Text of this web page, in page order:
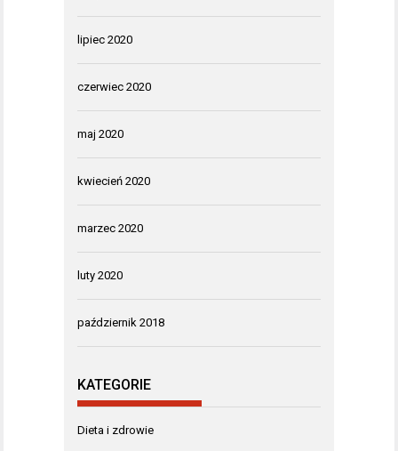
lipiec 2020
czerwiec 2020
maj 2020
kwiecień 2020
marzec 2020
luty 2020
październik 2018
KATEGORIE
Dieta i zdrowie